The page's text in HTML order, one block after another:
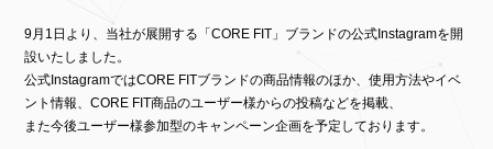
9月1日より、当社が展開する「CORE FIT」ブランドの公式Instagramを開
設いたしました。
公式InstagramではCORE FITブランドの商品情報のほか、使用方法やイベ
ント情報、CORE FIT商品のユーザー様からの投稿などを掲載、
また今後ユーザー様参加型のキャンペーン企画を予定しております。